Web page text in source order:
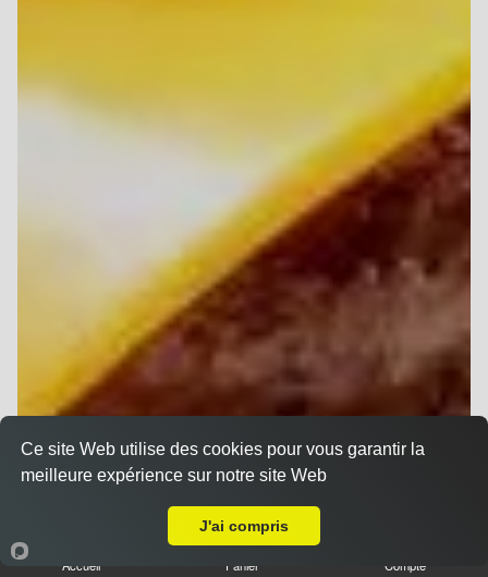
Accueil Panier Compte
Ce site Web utilise des cookies pour vous garantir la
meilleure expérience sur notre site Web
J'ai compris